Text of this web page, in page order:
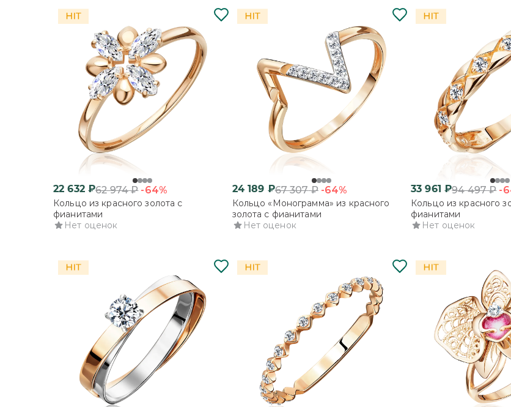
22 632₽62 974₽ -64%
Кольцо из красного золота с
фианитами
Нет оценок
24 189 ₽67 307₽ -64%
Кольцо «Монограмма» из красного
золота с фианитами
Нет оценок
33 961 ₽94 497₽ -
Кольцо из красного
фианитами
Нет оценок